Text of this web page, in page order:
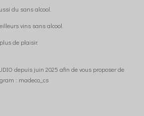
du sans alcool.
vins sans alcool.
de plaisir.
depuis juin 2025 afin de vous proposer de
: madeco_cs